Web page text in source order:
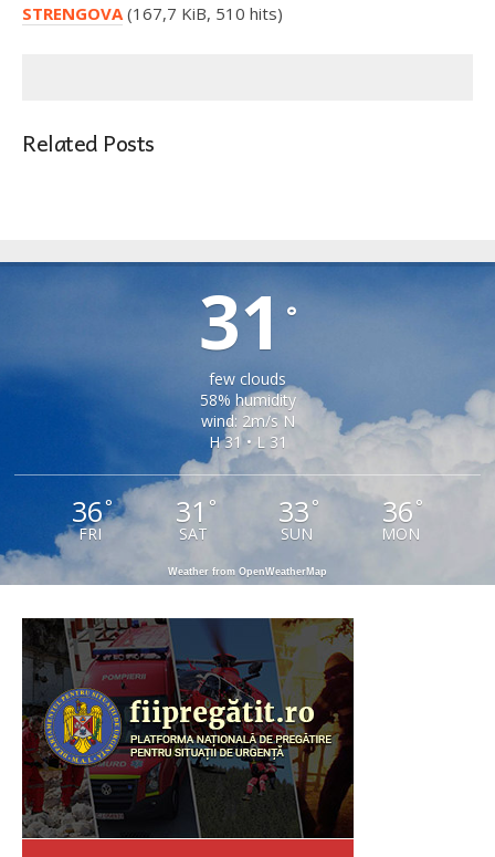
STRENGOVA (167,7 KiB, 510 hits)
Related Posts
31°
few clouds
58% humidity
wind: 2m/s N
H 31 • L 31
36°
FRI
31 °
SAT
33 °
SUN
36 °
MON
Weather from OpenWeatherMap